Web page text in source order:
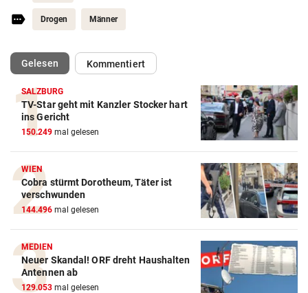
Drogen Männer
Gelesen(ausgewählt)Kommentiert
SALZBURG
TV-Star geht mit Kanzler Stocker hart
ins Gericht
150.249 mal gelesen
WIEN
Cobra stürmt Dorotheum, Täter ist
verschwunden
144.496 mal gelesen
MEDIEN
Neuer Skandal! ORF dreht Haushalten
Antennen ab
129.053 mal gelesen